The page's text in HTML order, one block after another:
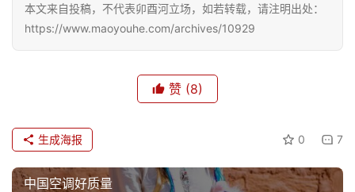
化
感
旅
本文来自投稿，不代表卯酉河立场，如若转载，请注明出处：
https://www.maoyouhe.com/archives/10929
赞 (8)
0 7
生成海报
中国空调好质量